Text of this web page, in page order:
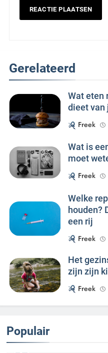
Gerelateerd
Wat eten
dieet van
Freek
Wat is
moet
Freek
Welke
houden?
een rij
Freek
Het
zijn zijn
Freek
Populair